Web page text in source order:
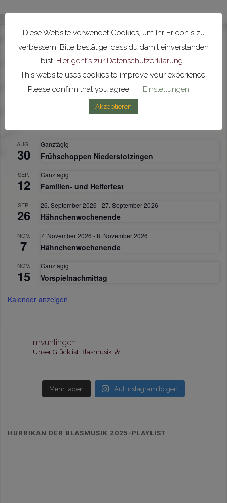
der
Beiträge
JETZT PASSIVES MITGLIED WERDEN!
AUG.
30
Ganztägig
Frühschoppen Niederstotzingen
SEP.
12
Ganztägig
Familien- und Helferfest
SEP.
26
26. September 2026 -27. September 2026
Hähnchenwochenende
NOV.
7
7. November 2026 -8. November 2026
Hähnchenwochenende
NOV.
15
Ganztägig
Vorspielnachmittag
Kalender anzeigen
mvunlingen
Unser Glück ist Blasmusik 🎶
Mehr laden Auf Instagram folgen
HURRIKAN DER BLASMUSIK 2025-PLAYLIST
Diese Website verwendet Cookies, um Ihr Erlebnis zu
verbessern. Bitte bestätige, dass du damit einverstanden
bist. Hier geht´s zur Datenschutzerklärung .
This website uses cookies to improve your experience.
Please confirm that you agree.
Einstellungen
Akzeptieren